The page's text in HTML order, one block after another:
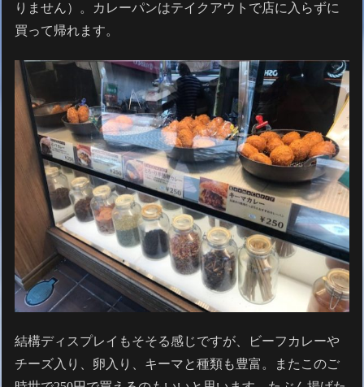
りません）。カレーパンはテイクアウトで店に入らずに
買って帰れます。
結構ディスプレイもそそる感じですが、ビーフカレーや
チーズ入り、卵入り、キーマと種類も豊富。またこのご